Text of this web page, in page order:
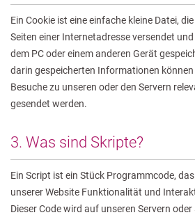
Ein Cookie ist eine einfache kleine Datei,
Seiten einer Internetadresse versendet
dem PC oder einem anderen Gerät
darin gespeicherten Informationen
Besuche zu unseren oder den Servern
gesendet werden.
3. Was sind Skripte?
Ein Script ist ein Stück Programmcode,
unserer Website Funktionalität und
Dieser Code wird auf unseren Servern